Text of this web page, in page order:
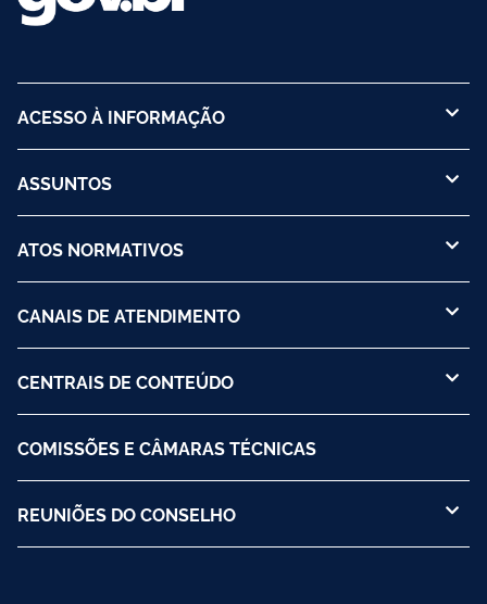
ACESSO À INFORMAÇÃO
ASSUNTOS
ATOS NORMATIVOS
CANAIS DE ATENDIMENTO
CENTRAIS DE CONTEÚDO
COMISSÕES E CÂMARAS TÉCNICAS
REUNIÕES DO CONSELHO